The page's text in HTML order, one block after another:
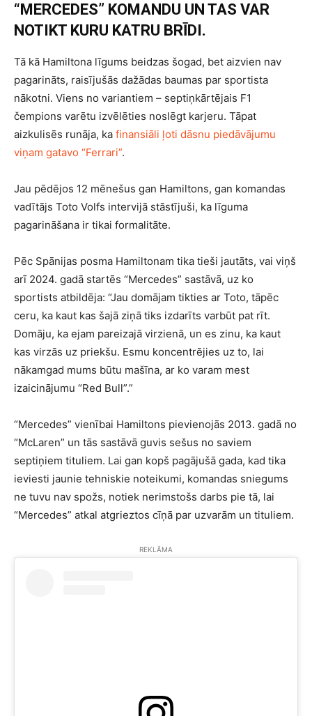
“MERCEDES” KOMANDU UN TAS VAR
NOTIKT KURU KATRU BRĪDI.
Tā kā Hamiltona līgums beidzas šogad, bet aizvien nav
pagarināts, raisījušās dažādas baumas par sportista
nākotni. Viens no variantiem – septiņkārtējais F1
čempions varētu izvēlēties noslēgt karjeru. Tāpat
aizkulisēs runāja, ka finansiāli ļoti dāsnu piedāvājumu
viņam gatavo “Ferrari”.
Jau pēdējos 12 mēnešus gan Hamiltons, gan komandas
vadītājs Toto Volfs intervijā stāstījuši, ka līguma
pagarināšana ir tikai formalitāte.
Pēc Spānijas posma Hamiltonam tika tieši jautāts, vai viņš
arī 2024. gadā startēs “Mercedes” sastāvā, uz ko
sportists atbildēja: “Jau domājam tikties ar Toto, tāpēc
ceru, ka kaut kas šajā ziņā tiks izdarīts varbūt pat rīt.
Domāju, ka ejam pareizajā virzienā, un es zinu, ka kaut
kas virzās uz priekšu. Esmu koncentrējies uz to, lai
nākamgad mums būtu mašīna, ar ko varam mest
izaicinājumu “Red Bull”.”
“Mercedes” vienībai Hamiltons pievienojās 2013. gadā no
“McLaren” un tās sastāvā guvis sešus no saviem
septiņiem tituliem. Lai gan kopš pagājušā gada, kad tika
ieviesti jaunie tehniskie noteikumi, komandas sniegums
ne tuvu nav spožs, notiek nerimstošs darbs pie tā, lai
“Mercedes” atkal atgrieztos cīņā par uzvarām un tituliem.
REKLĀMA